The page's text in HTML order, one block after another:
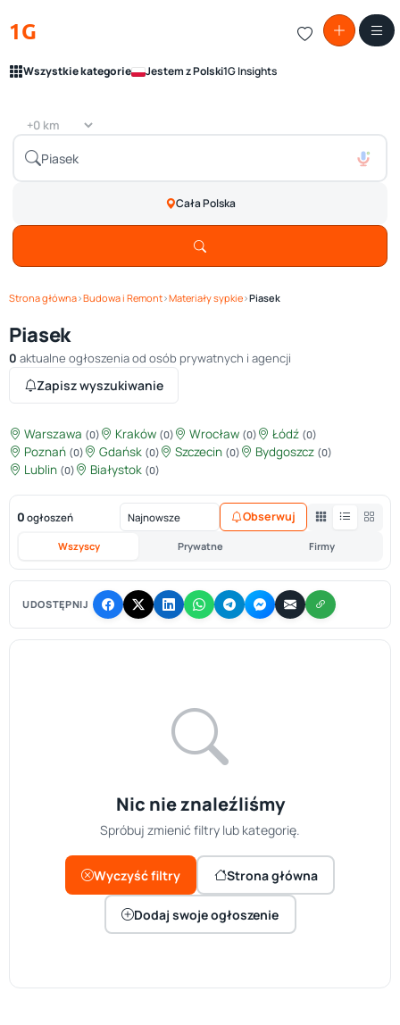
1G
Wszystkie kategorie Jestem z Polski1G Insights
Cała Polska
Strona główna›Budowa i Remont›Materiały sypkie›Piasek
Piasek
0 aktualne ogłoszenia od osób prywatnych i agencji
Zapisz wyszukiwanie
Warszawa (0) Kraków (0) Wrocław (0) Łódź (0)
Poznań (0) Gdańsk (0) Szczecin (0) Bydgoszcz (0)
Lublin (0) Białystok (0)
0 ogłoszeń
Wszyscy Prywatne Firmy
Obserwuj
UDOSTĘPNIJ
Nic nie znaleźliśmy
Spróbuj zmienić filtry lub kategorię.
Wyczyść filtry Strona główna
Dodaj swoje ogłoszenie